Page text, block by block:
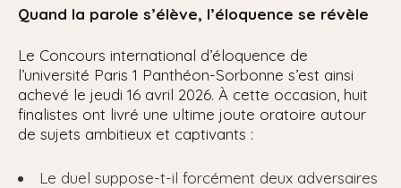
Quand la parole s’élève, l’éloquence se révèle
Le Concours international d’éloquence de
l’université Paris 1 Panthéon-Sorbonne s’est ainsi
achevé le jeudi 16 avril 2026. À cette occasion, huit
finalistes ont livré une ultime joute oratoire autour
de sujets ambitieux et captivants :
Le duel suppose-t-il forcément deux adversaires